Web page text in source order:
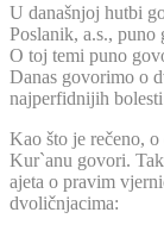
U današnjoj hutbi
Poslanik, a.s., puno
O toj temi puno
Danas govorimo o
najperfidnijih
Kao što je rečeno,
Kur`anu govori.
ajeta o pravim
dvoličnjacima: